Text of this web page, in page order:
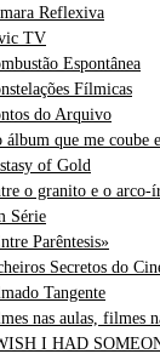
Reflexiva
TV
Espontânea
Fílmicas
do Arquivo
álbum que me coube
of Gold
o granito e o arco-
Série
Parêntesis»
Secretos do
Tangente
nas aulas, filmes
I HAD